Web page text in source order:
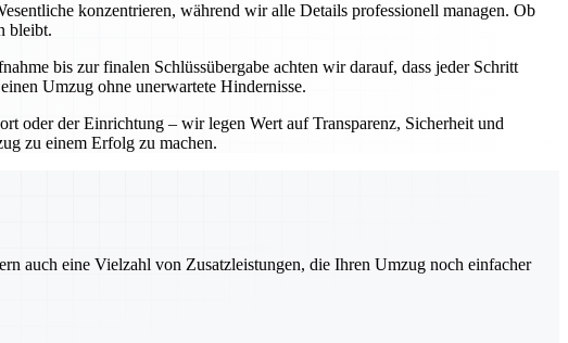
konzentrieren, während wir alle Details professionell managen. Ob
bleibt.
bis zur finalen Schlüssübergabe achten wir darauf, dass jeder Schritt
Umzug ohne unerwartete Hindernisse.
oder der Einrichtung – wir legen Wert auf Transparenz, Sicherheit und
zu einem Erfolg zu machen.
auch eine Vielzahl von Zusatzleistungen, die Ihren Umzug noch einfacher